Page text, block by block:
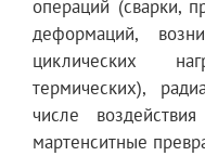
операций (сварки,
деформаций,
циклических
термических),
числе
мартенситные